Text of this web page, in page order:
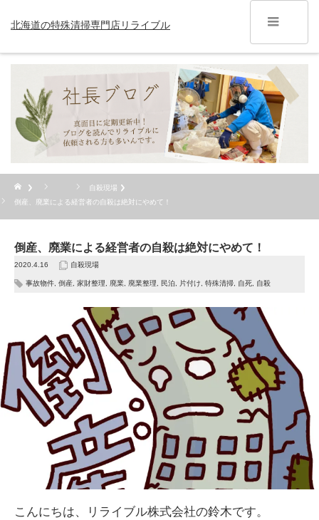
北海道の特殊清掃専門店リライブル
自殺現場
倒産、廃業による経営者の自殺は絶対にやめて！
倒産、廃業による経営者の自殺は絶対にやめて！
2020.4.16 自殺現場
事故物件, 倒産, 家財整理, 廃業, 廃業整理, 民泊, 片付け, 特殊清掃, 自死, 自殺
こんにちは、リライブル株式会社の鈴木です。